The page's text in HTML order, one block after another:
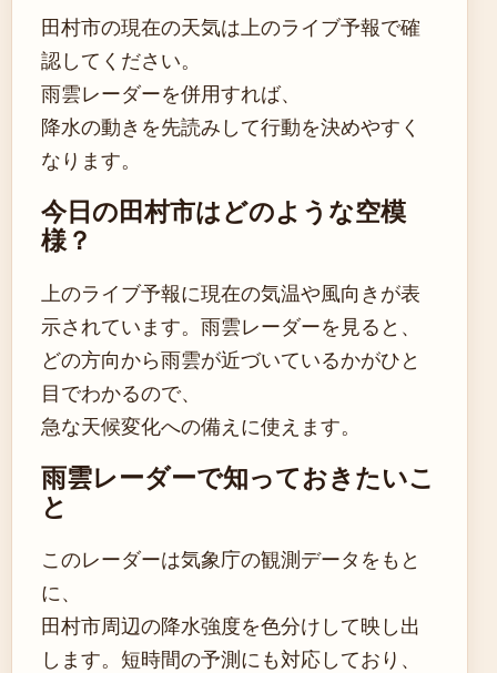
田村市の現在の天気は上のライブ予報で確
認してください。
雨雲レーダーを併用すれば、
降水の動きを先読みして行動を決めやすく
なります。
今日の田村市はどのような空模
様？
上のライブ予報に現在の気温や風向きが表
示されています。雨雲レーダーを見ると、
どの方向から雨雲が近づいているかがひと
目でわかるので、
急な天候変化への備えに使えます。
雨雲レーダーで知っておきたいこ
と
このレーダーは気象庁の観測データをもと
に、
田村市周辺の降水強度を色分けして映し出
します。短時間の予測にも対応しており、